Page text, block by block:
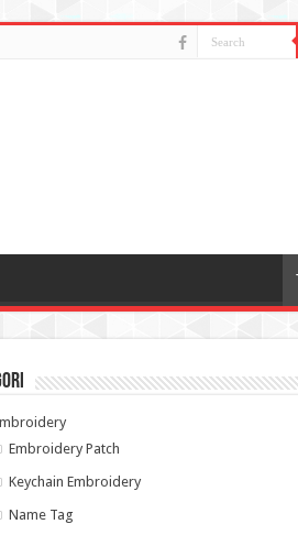
Embroidery Patch
Keychain Embroidery
Name Tag